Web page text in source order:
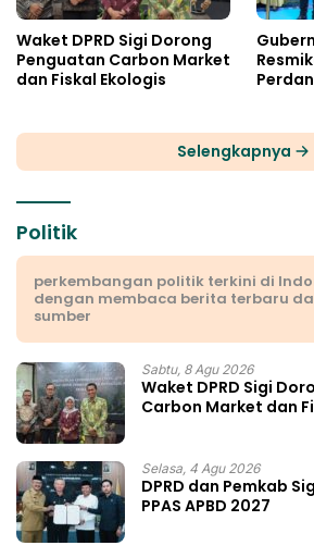
Waket DPRD Sigi Dorong
Penguatan Carbon Market
dan Fiskal Ekologis
Selengkapnya
Politik
perkembangan politik terkini di
dengan membaca berita terbaru
sumber
Sabtu, 8 Agu 2026
Waket DPRD Sigi
Carbon Market dan
Selasa, 4 Agu 2026
DPRD dan Pemkab
PPAS APBD 2027